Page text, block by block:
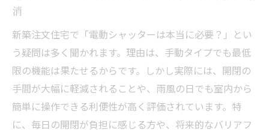
注文住宅の電動シャッター選びでよくある
失敗例
注文住宅で手動と電動どちらを選ぶべきか
注文住宅で手動と電動シャッターの違いを
比較
消
新築注文住宅で「電動シャッターは本当に必要？」とい
う疑問は多く聞かれます。理由は、手動タイプでも最低
限の機能は果たせるからです。しかし実際には、開閉の
手間が大幅に軽減されることや、雨風の日でも室内から
簡単に操作できる利便性が高く評価されています。特
に、毎日の開閉が負担に感じる方や、将来的なバリアフ